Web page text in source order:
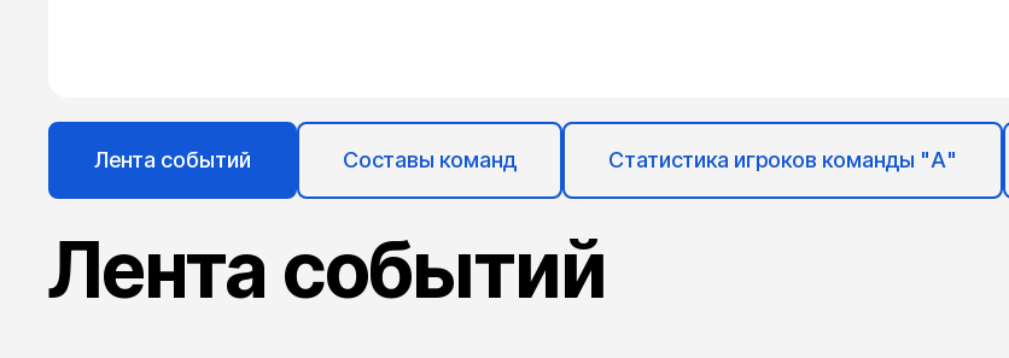
Лента событий Составы команд Статистика игроков команды "А"
Лента событий